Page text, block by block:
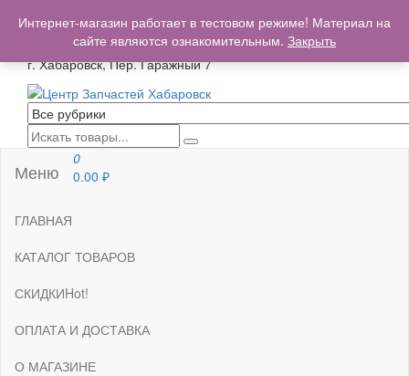
centrzapchastey.ru@mail.ru
г. Хабаровск, Пер. Гаражный 7
Центр Запчастей Хабаровск
Запчасти для авто,
мото,бензопил,велосипедов,снегоходов,бензопил и т.д.
Хабаровск
Меню
0
0.00 ₽
ГЛАВНАЯ
КАТАЛОГ ТОВАРОВ
СКИДКИHot!
ОПЛАТА И ДОСТАВКА
О МАГАЗИНЕ
Интернет-магазин работает в тестовом режиме! Материал на
сайте являются ознакомительным. Закрыть